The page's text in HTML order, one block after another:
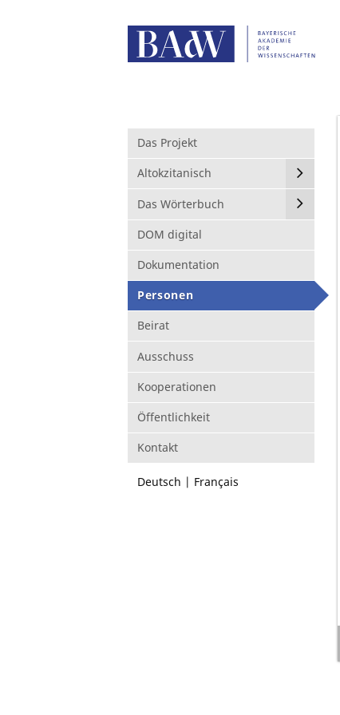
Das Projekt
Altokzitanisch
Das Wörterbuch
DOM digital
Dokumentation
Personen
Beirat
Ausschuss
Kooperationen
Öffentlichkeit
Kontakt
Deutsch Français